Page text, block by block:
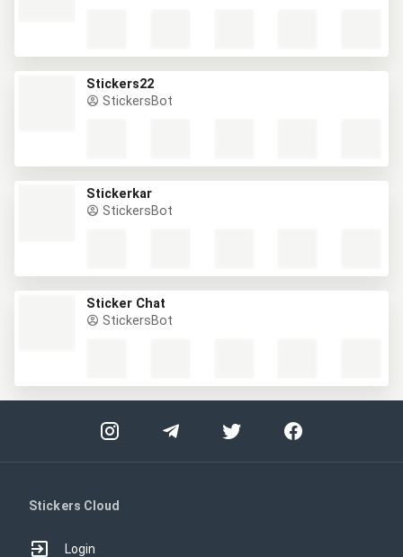
Stickers22
StickersBot
Stickerkar
StickersBot
Sticker Chat
StickersBot
Stickers Cloud
Login